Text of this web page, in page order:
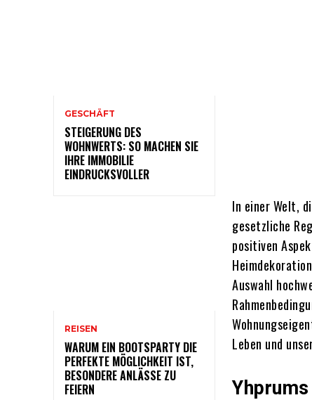
GESCHÄFT
STEIGERUNG DES
WOHNWERTS: SO MACHEN SIE
IHRE IMMOBILIE
EINDRUCKSVOLLER
REISEN
WARUM EIN BOOTSPARTY DIE
PERFEKTE MÖGLICHKEIT IST,
BESONDERE ANLÄSSE ZU
FEIERN
In einer Welt,
gesetzliche
positiven
Auswahl
Leben und